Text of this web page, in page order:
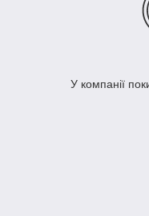
У компанії